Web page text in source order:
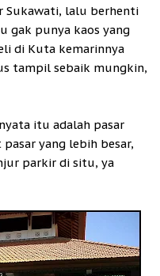
Sukawati, lalu berhenti
gak punya kaos yang
di Kuta kemarinnya
tampil sebaik mungkin,
itu adalah pasar
yang lebih besar,
parkir di situ, ya